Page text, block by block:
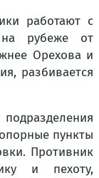
работают с
рубеже от
Орехова и
разбивается
пункты
Противник
и пехоту,